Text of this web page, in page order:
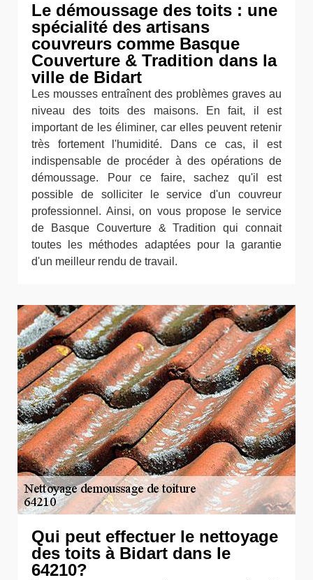
Le démoussage des toits : une
spécialité des artisans
couvreurs comme Basque
Couverture & Tradition dans la
ville de Bidart
Les mousses entraînent des problèmes graves au
niveau des toits des maisons. En fait, il est
important de les éliminer, car elles peuvent retenir
très fortement l'humidité. Dans ce cas, il est
indispensable de procéder à des opérations de
démoussage. Pour ce faire, sachez qu'il est
possible de solliciter le service d'un couvreur
professionnel. Ainsi, on vous propose le service
de Basque Couverture & Tradition qui connait
toutes les méthodes adaptées pour la garantie
d'un meilleur rendu de travail.
Qui peut effectuer le nettoyage
des toits à Bidart dans le
64210?